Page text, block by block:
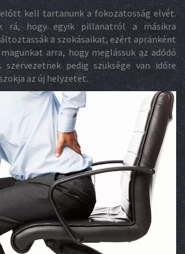
kell tartanunk a fokozatosság elvét.
rá, hogy egyik pillanatról a másikra
a szokásaikat, ezért apránként
arra, hogy meglássuk az adódó
szervezetnek pedig szüksége van időre
az új helyzetet.